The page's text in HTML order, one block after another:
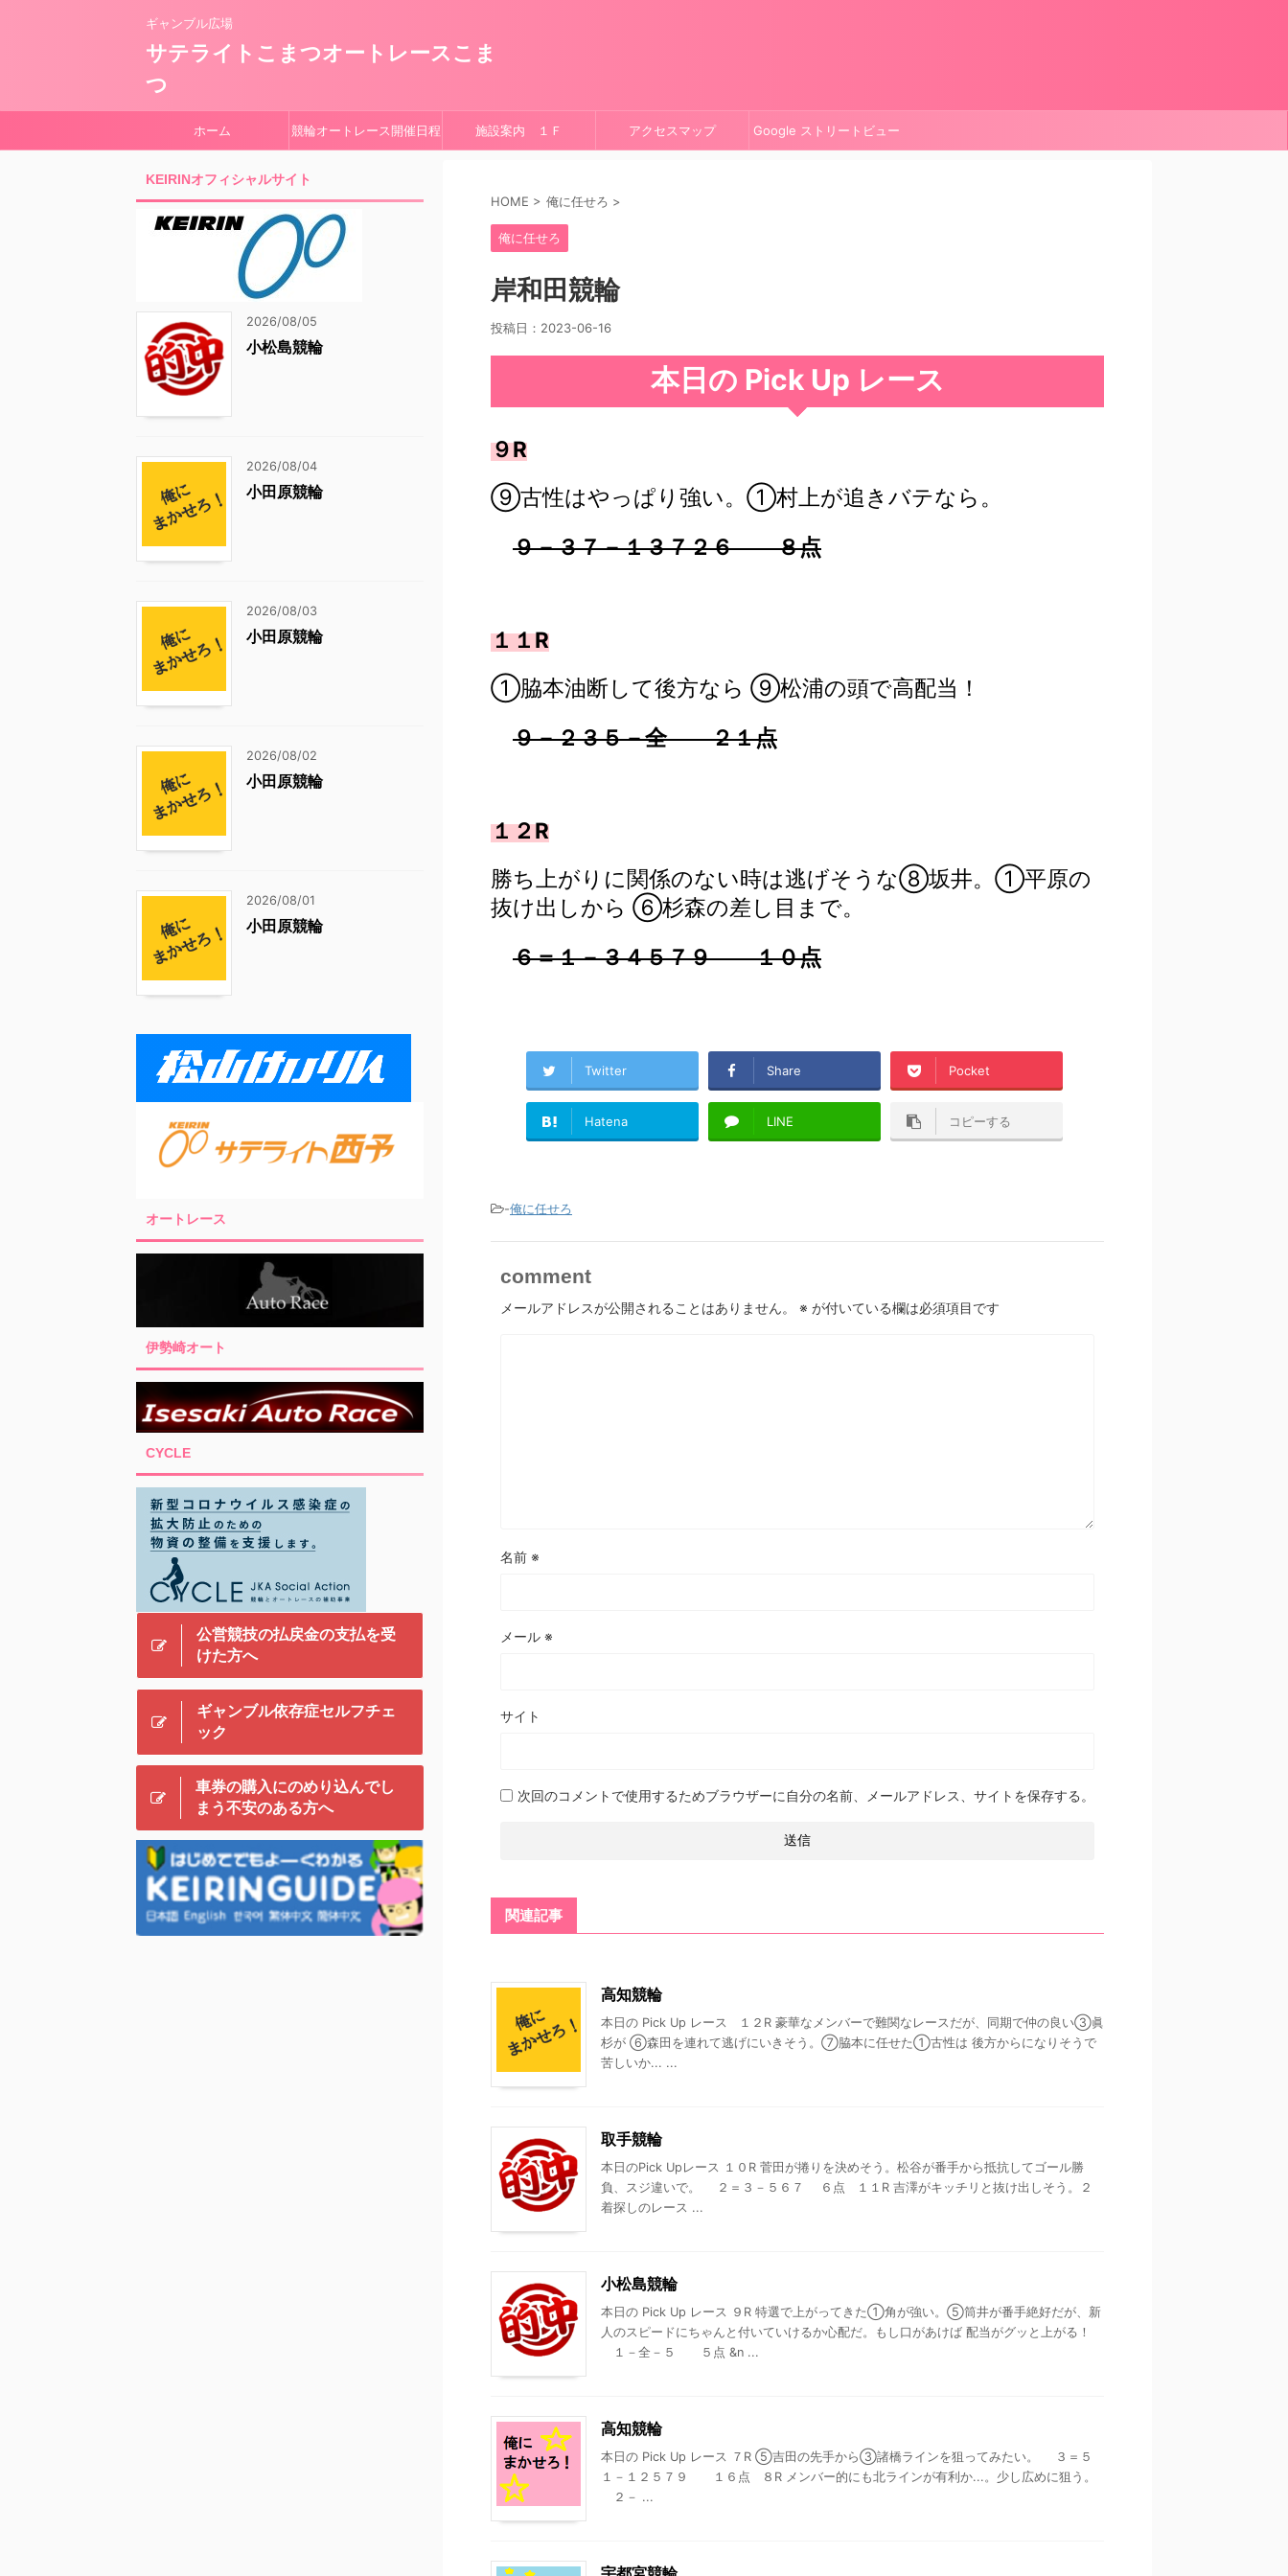
ギャンブル広場
サテライトこまつオートレースこま
つ
ホーム 競輪オートレース開催日程 施設案内 １Ｆ アクセスマップ Google ストリートビュー
HOME > 俺に任せろ >
俺に任せろ
岸和田競輪
投稿日： 2023-06-16
本日の Pick Up レース
９R
⑨古性はやっぱり強い。①村上が追きバテなら。
９－３７－１３７２６ ８点
１１R
①脇本油断して後方なら ⑨松浦の頭で高配当！
９－２３５－全 ２１点
１２R
勝ち上がりに関係のない時は逃げそうな⑧坂井。①平原の
抜け出しから ⑥杉森の差し目まで。
６＝１－３４５７９ １０点
Twitter Share Pocket
Hatena LINE コピーする
-俺に任せろ
comment
メールアドレスが公開されることはありません。 ※ が付いている欄は必須項目です
名前 ※
メール ※
サイト
次回のコメントで使用するためブラウザーに自分の名前、メールアドレス、サイトを保存する。
関連記事
高知競輪
本日の Pick Up レース １２R 豪華なメンバーで難関なレースだが、同期で仲の良い③眞
杉が ⑥森田を連れて逃げにいきそう。⑦脇本に任せた①古性は 後方からになりそうで
苦しいか... ...
取手競輪
本日のPick Upレース １０R 菅田が捲りを決めそう。松谷が番手から抵抗してゴール勝
負、スジ違いで。 ２＝３－５６７ ６点 １１R 吉澤がキッチリと抜け出しそう。２
着探しのレース ...
小松島競輪
本日の Pick Up レース ９R 特選で上がってきた①角が強い。⑤筒井が番手絶好だが、新
人のスピードにちゃんと付いていけるか心配だ。もし口があけば 配当がグッと上がる！
１－全－５ ５点 &n ...
高知競輪
本日の Pick Up レース ７R ⑤吉田の先手から③諸橋ラインを狙ってみたい。 ３＝５
１－１２５７９ １６点 ８R メンバー的にも北ラインが有利か...。少し広めに狙う。
２－ ...
KEIRINオフィシャルサイト
2026/08/05
小松島競輪
2026/08/04
小田原競輪
2026/08/03
小田原競輪
2026/08/02
小田原競輪
2026/08/01
小田原競輪
オートレース
伊勢崎オート
CYCLE
公営競技の払戻金の支払を受
けた方へ
ギャンブル依存症セルフチェ
ック
車券の購入にのめり込んでし
まう不安のある方へ